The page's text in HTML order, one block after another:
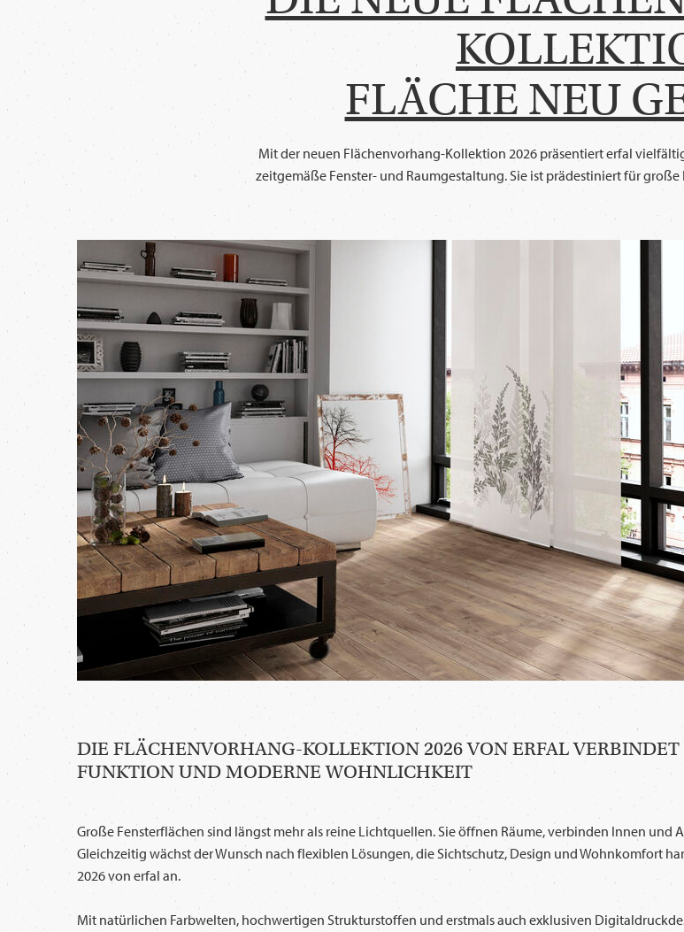
FLÄCHE NEU
Mit der neuen Flächenvorhang-Kollektion 2026 präsentiert erfal
zeitgemäße Fenster- und Raumgestaltung. Sie ist prädestiniert für
DIE FLÄCHENVORHANG-KOLLEKTION 2026 VON ERFAL VERBINDET
FUNKTION UND MODERNE WOHNLICHKEIT
Große Fensterflächen sind längst mehr als reine Lichtquellen. Sie öffnen Räume, verbinden Innen
Gleichzeitig wächst der Wunsch nach flexiblen Lösungen, die Sichtschutz, Design und Wohnkomfort
2026 von erfal an.
Mit natürlichen Farbwelten, hochwertigen Strukturstoffen und erstmals auch exklusiven